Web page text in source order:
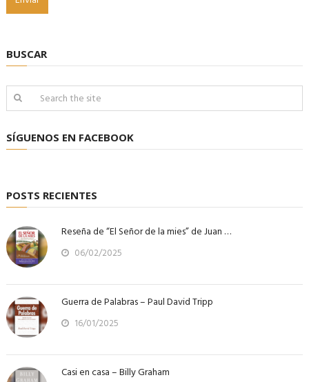
BUSCAR
SÍGUENOS EN FACEBOOK
POSTS RECIENTES
Reseña de “El Señor de la mies” de Juan …
06/02/2025
Guerra de Palabras – Paul David Tripp
16/01/2025
Casi en casa – Billy Graham